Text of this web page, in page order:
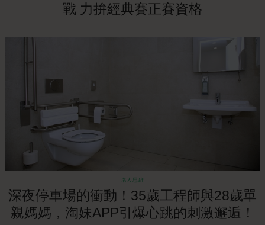
戰 力拚經典賽正賽資格
名人思維
深夜停車場的衝動！35歲工程師與28歲單
親媽媽，淘妹APP引爆心跳的刺激邂逅！